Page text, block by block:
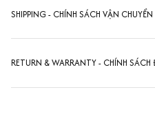
SHIPPING - CHÍNH SÁCH VẬN CHUYỂN
RETURN & WARRANTY - CHÍNH